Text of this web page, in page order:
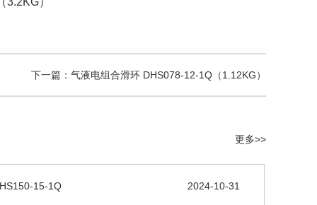
下一篇：气液电组合滑环 DHS078-12-1Q（1.12KG）
更多>>
2024-10-31
15-1Q